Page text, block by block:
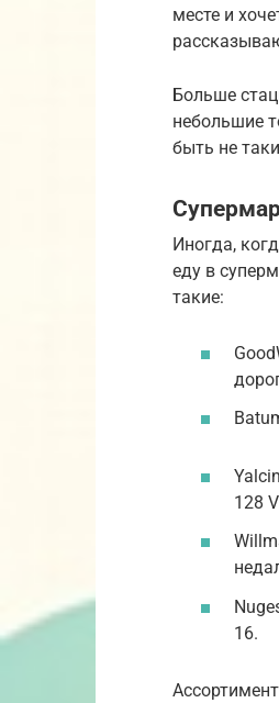
месте и
Больше
небольшие
быть не
Иногда,
еду в
такие:
128
16.